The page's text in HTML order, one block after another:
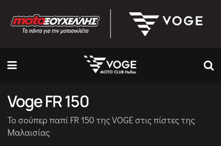
Voge FR 150
Το σούπερ παπί FR 150 της VOGE στις πίστες της
Μαλαισίας